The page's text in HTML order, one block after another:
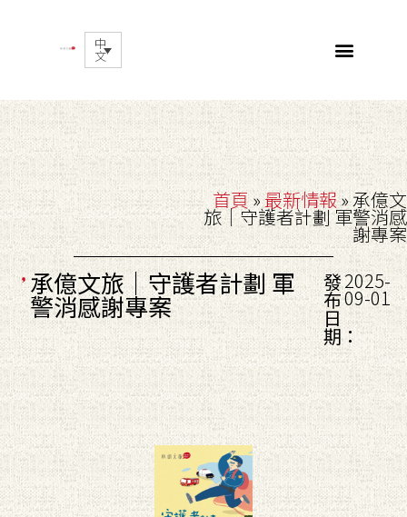
中
文
首頁»最新情報»承億文
旅｜守護者計劃 軍警消感
謝專案
承億文旅｜守護者計劃 軍
警消感謝專案
發
布
日
期：
2025-
09-01